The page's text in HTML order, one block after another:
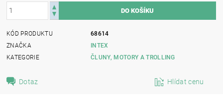
KÓD PRODUKTU
68614
ZNAČKA
INTEX
KATEGORIE
ČLUNY, MOTORY A TROLLING
Dotaz Hlídat cenu